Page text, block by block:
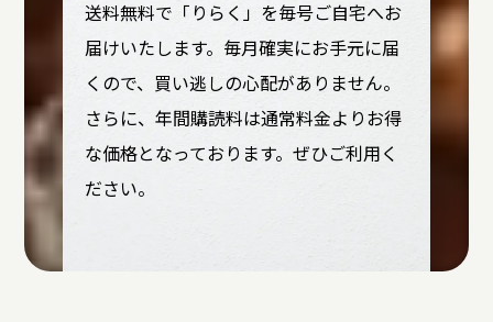
送料無料で「りらく」を毎号ご自宅へお
届けいたします。毎月確実にお手元に届
くので、買い逃しの心配がありません。
さらに、年間購読料は通常料金よりお得
な価格となっております。ぜひご利用く
ださい。